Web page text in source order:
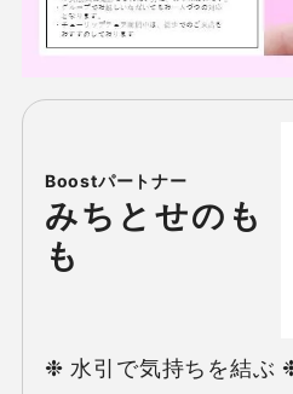
みちとせのも
も
❉ 水引で気持ちを結ぶ